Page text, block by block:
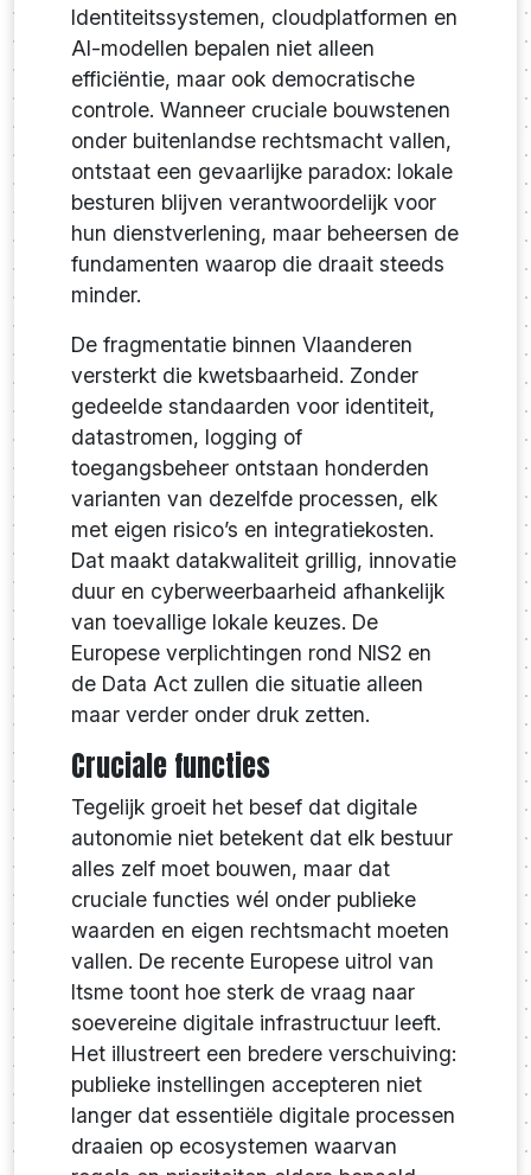
Identiteitssystemen, cloudplatformen en
AI-modellen bepalen niet alleen
efficiëntie, maar ook democratische
controle. Wanneer cruciale bouwstenen
onder buitenlandse rechtsmacht vallen,
ontstaat een gevaarlijke paradox: lokale
besturen blijven verantwoordelijk voor
hun dienstverlening, maar beheersen de
fundamenten waarop die draait steeds
minder.
De fragmentatie binnen Vlaanderen
versterkt die kwetsbaarheid. Zonder
gedeelde standaarden voor identiteit,
datastromen, logging of
toegangsbeheer ontstaan honderden
varianten van dezelfde processen, elk
met eigen risico’s en integratiekosten.
Dat maakt datakwaliteit grillig, innovatie
duur en cyberweerbaarheid afhankelijk
van toevallige lokale keuzes. De
Europese verplichtingen rond NIS2 en
de Data Act zullen die situatie alleen
maar verder onder druk zetten.
Cruciale functies
Tegelijk groeit het besef dat digitale
autonomie niet betekent dat elk bestuur
alles zelf moet bouwen, maar dat
cruciale functies wél onder publieke
waarden en eigen rechtsmacht moeten
vallen. De recente Europese uitrol van
Itsme toont hoe sterk de vraag naar
soevereine digitale infrastructuur leeft.
Het illustreert een bredere verschuiving:
publieke instellingen accepteren niet
langer dat essentiële digitale processen
draaien op ecosystemen waarvan